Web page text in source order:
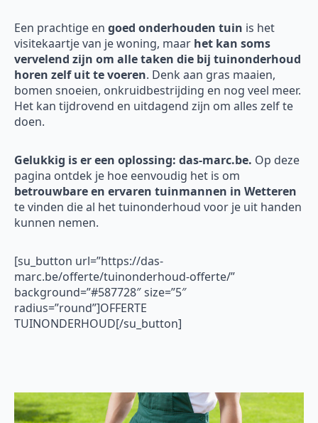
Een prachtige en goed onderhouden tuin is het
visitekaartje van je woning, maar het kan soms
vervelend zijn om alle taken die bij tuinonderhoud
horen zelf uit te voeren. Denk aan gras maaien,
bomen snoeien, onkruidbestrijding en nog veel meer.
Het kan tijdrovend en uitdagend zijn om alles zelf te
doen.
Gelukkig is er een oplossing: das-marc.be. Op deze
pagina ontdek je hoe eenvoudig het is om
betrouwbare en ervaren tuinmannen in Wetteren
te vinden die al het tuinonderhoud voor je uit handen
kunnen nemen.
[su_button url=”https://das-
marc.be/offerte/tuinonderhoud-offerte/”
background=”#587728″ size=”5″
radius=”round”]OFFERTE
TUINONDERHOUD[/su_button]